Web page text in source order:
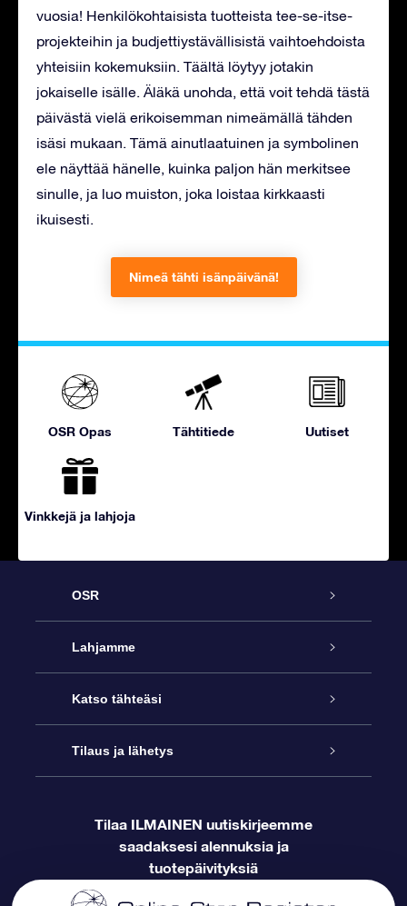
vuosia! Henkilökohtaisista tuotteista tee-se-itse-
projekteihin ja budjettiystävällisistä vaihtoehdoista
yhteisiin kokemuksiin. Täältä löytyy jotakin
jokaiselle isälle. Äläkä unohda, että voit tehdä tästä
päivästä vielä erikoisemman nimeämällä tähden
isäsi mukaan. Tämä ainutlaatuinen ja symbolinen
ele näyttää hänelle, kuinka paljon hän merkitsee
sinulle, ja luo muiston, joka loistaa kirkkaasti
ikuisesti.
Nimeä tähti isänpäivänä!
OSR Opas Tähtitiede Uutiset
Vinkkejä ja lahjoja
OSR
Palvelu
Ota meihin yhteyttä
Blogi
Lahjamme
Online Star -lahja
OSR-lahjapakkaus
OSR-lahjakortti
Katso tähteäsi
Star Register
Henkilökohtainen Tähtisivu
Tilaus ja lähetys
Maksutiedot
Tilaa ILMAINEN uutiskirjeemme
saadaksesi alennuksia ja
tuotepäivityksiä